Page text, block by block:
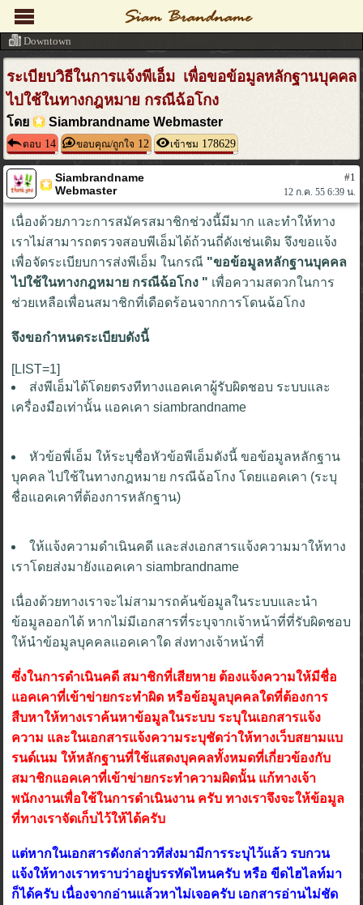
ระเบียบวิธีในการแจ้งพีเอ็ม เพื่อขอข้อมูลหลักฐานบุคคล
ไปใช้ในทางกฎหมาย กรณีฉ้อโกง
โดย Siambrandname Webmaster
ตอบ 14 ขอบคุณ/ถูกใจ 12 เข้าชม 178629
Siambrandname
Webmaster
#1
12 ก.ค. 55 6:39 น.
เนื่องด้วยภาวะการสมัครสมาชิกช่วงนี้มีมาก และทำให้ทาง
เราไม่สามารถตรวจสอบพีเอ็มได้ถ้วนถี่ดังเช่นเดิม จึงขอแจ้ง
เพื่อจัดระเบียบการส่งพีเอ็ม ในกรณี "ขอข้อมูลหลักฐานบุคคล
ไปใช้ในทางกฎหมาย กรณีฉ้อโกง " เพื่อความสดวกในการ
ช่วยเหลือเพื่อนสมาชิกที่เดือดร้อนจากการโดนฉ้อโกง
จึงขอกำหนดระเบียบดังนี้
[LIST=1]
ส่งพีเอ็มได้โดยตรงทีทางแอคเคาผู้รับผิดชอบ ระบบและ
เครื่องมือเท่านั้น แอคเคา siambrandname
หัวข้อพี่เอ็ม ให้ระบุชื่อหัวข้อพีเอ็มดังนี้ ขอข้อมูลหลักฐาน
บุคคล ไปใช้ในทางกฎหมาย กรณีฉ้อโกง โดยแอคเคา (ระบุ
ชื่อแอคเคาที่ต้องการหลักฐาน)
ให้แจ้งความดำเนินคดี และส่งเอกสารแจ้งความมาให้ทาง
เราโดยส่งมายังแอคเคา siambrandname
เนื่องด้วยทางเราจะไม่สามารถค้นข้อมูลในระบบและนำ
ข้อมูลออกได้ หากไม่มีเอกสารที่ระบุจากเจ้าหน้าที่ที่รับผิดชอบ
ให้นำข้อมูลบุคคลแอคเคาใด ส่งทางเจ้าหน้าที่
ซึ่งในการดำเนินคดี สมาชิกที่เสียหาย ต้องแจ้งความให้มีชื่อ
แอคเคาที่เข้าข่ายกระทำผิด หรือข้อมูลบุคคลใดที่ต้องการ
สืบหาให้ทางเราค้นหาข้อมูลในระบบ ระบุในเอกสารแจ้ง
ความ และในเอกสารแจ้งความระบุชัดว่าให้ทางเว็บสยามแบ
รนด์เนม ให้หลักฐานที่ใช้แสดงบุคคลทั้งหมดที่เกี่ยวข้องกับ
สมาชิกแอคเคาที่เข้าข่ายกระทำความผิดนั้น แก้ทางเจ้า
พนักงานเพื่อใช้ในการดำเนินงาน ครับ ทางเราจึงจะให้ข้อมูล
ที่ทางเราจัดเก็บไว้ให้ได้ครับ
แต่หากในเอกสารดังกล่าวทีส่งมามีการระบุไว้แล้ว รบกวน
แจ้งให้ทางเราทราบว่าอยู่บรรทัดไหนครับ หรือ ขีดไฮไลท์มา
ก็ได้ครับ เนื่องจากอ่านแล้วหาไม่เจอครับ เอกสารอ่านไม่ชัด
Downtown